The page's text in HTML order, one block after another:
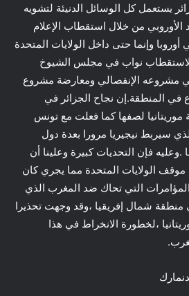
يستعمل كل الوسائل الدنيئة لتشويه
الأوروبي من خلال استقطاب الإعلام
وإنما حتى داخل الولايات المتحدة
لاستقطاب نواب في مجلس الشيوخ
مشروعه الإنفصالي ومعارضة مشروع
في المنطقة.إن نجاح الجزائر في
لصفها كما فعلت مع تونس
سيربط نيجيريا مرورا بعدة دول
.وعليه فإن التحديات كبيرة وعلينا أن
موقف الولايات المتحدة مما يجري كان
التي تحاك ضد المغرب الذي
منطقة شمال إفريقيا ،وقد وجهت تحذيرا
،لخطورة الانخراط في هذا